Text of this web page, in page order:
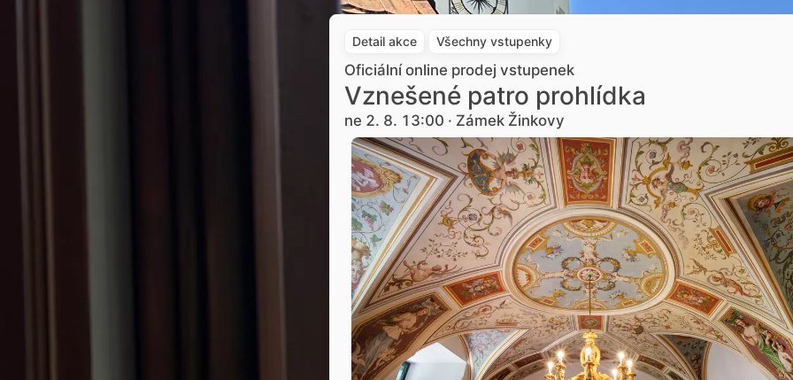
Detail akce Všechny vstupenky
Oficiální online prodej vstupenek
Vznešené patro prohlídka
ne 2. 8. 13:00 · Zámek Žinkovy